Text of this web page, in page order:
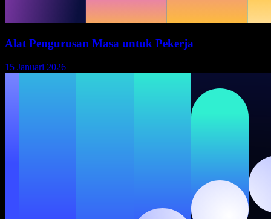
Alat Pengurusan Masa untuk Pekerja
15 Januari 2026